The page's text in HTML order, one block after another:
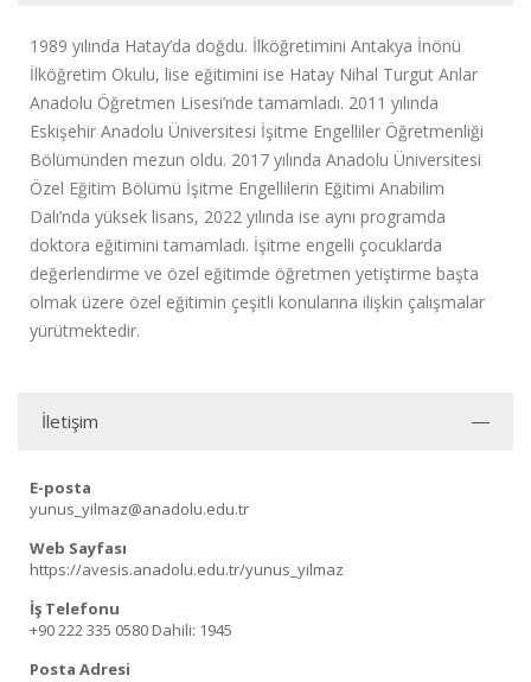
1989 yılında Hatay’da doğdu. İlköğretimini Antakya İnönü
İlköğretim Okulu, lise eğitimini ise Hatay Nihal Turgut Anlar
Anadolu Öğretmen Lisesi’nde tamamladı. 2011 yılında
Eskişehir Anadolu Üniversitesi İşitme Engelliler Öğretmenliği
Bölümünden mezun oldu. 2017 yılında Anadolu Üniversitesi
Özel Eğitim Bölümü İşitme Engellilerin Eğitimi Anabilim
Dalı’nda yüksek lisans, 2022 yılında ise aynı programda
doktora eğitimini tamamladı. İşitme engelli çocuklarda
değerlendirme ve özel eğitimde öğretmen yetiştirme başta
olmak üzere özel eğitimin çeşitli konularına ilişkin çalışmalar
yürütmektedir.
İletişim
E-posta
yunus_yilmaz@anadolu.edu.tr
Web Sayfası
https://avesis.anadolu.edu.tr/yunus_yilmaz
İş Telefonu
+90 222 335 0580 Dahili: 1945
Posta Adresi